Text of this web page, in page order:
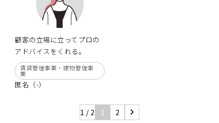
顧客の立場に立ってプロの
アドバイスをくれる。
賃貸管理事業・建物管理事
業
匿名（-）
1 / 2 1 2